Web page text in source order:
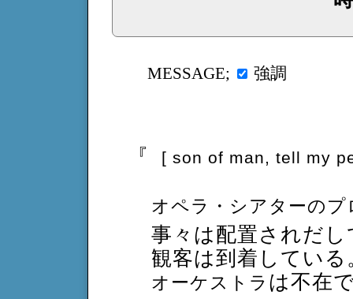
MESSAGE; 強調
『 [ son of man, tell my
オペラ・シアターの
事々は配置されだし
観客は到着している
オーケストラ は不在